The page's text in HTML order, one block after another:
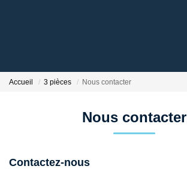
VENDRE
Accueil 3 pièces Nous contacter
Nous contacter
Contactez-nous